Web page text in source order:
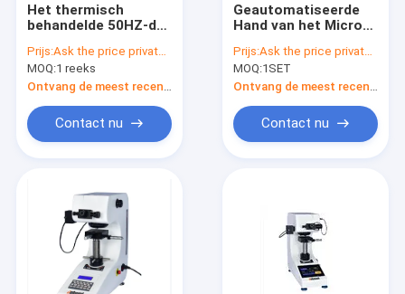
Het thermisch
behandelde 50HZ-de
Hardheidsmeetapparaat
3000HV van Vickers
carbureerde Laag
verdunt Films
Prijs:Ask the price privately
MOQ:1 reeks
Contact nu
Geautomatiseerde
Hand van het Micro-
Micrometerooglens
Hardheidsmeetapparaat
Prijs:Ask the price privately
MOQ:1SET
Contact nu